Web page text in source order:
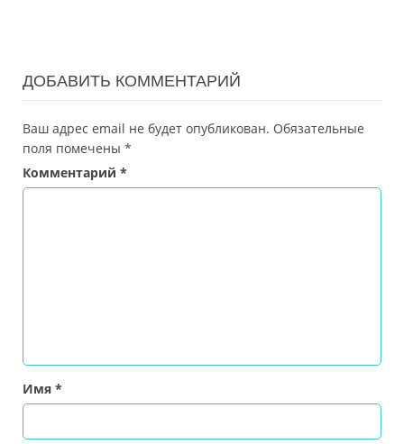
ДОБАВИТЬ КОММЕНТАРИЙ
Ваш адрес email не будет опубликован. Обязательные
поля помечены *
Комментарий *
Имя *